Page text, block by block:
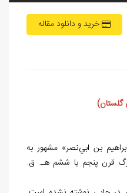
خرید و دانلود مقاله
گلستان)
بن ابي‌نصر» مشهور به
قرن پنجم يا ششم هـ. ق.